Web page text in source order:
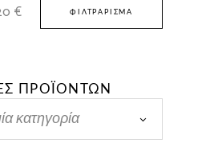
ΦΙΛΤΡΆΡΙΣΜΑ
€
ΠΡΟΪΟΝΤΩΝ
κατηγορία